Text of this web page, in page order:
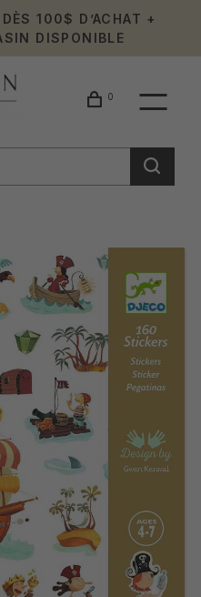
100$ D’ACHAT +
DISPONIBLE
0